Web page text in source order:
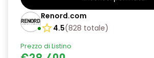
Renord.com
4.5(828 totale)
Prezzo di Listino